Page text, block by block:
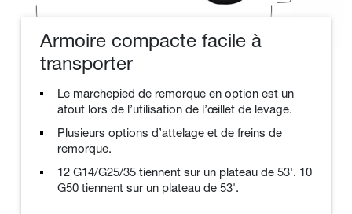
Armoire compacte facile à
transporter
Le marchepied de remorque en option est un
atout lors de l’utilisation de l’œillet de levage.
Plusieurs options d’attelage et de freins de
remorque.
12 G14/G25/35 tiennent sur un plateau de 53'. 10
G50 tiennent sur un plateau de 53'.